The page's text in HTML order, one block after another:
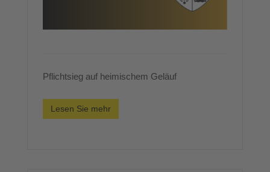
Pflichtsieg auf heimischem Geläuf
Lesen Sie mehr